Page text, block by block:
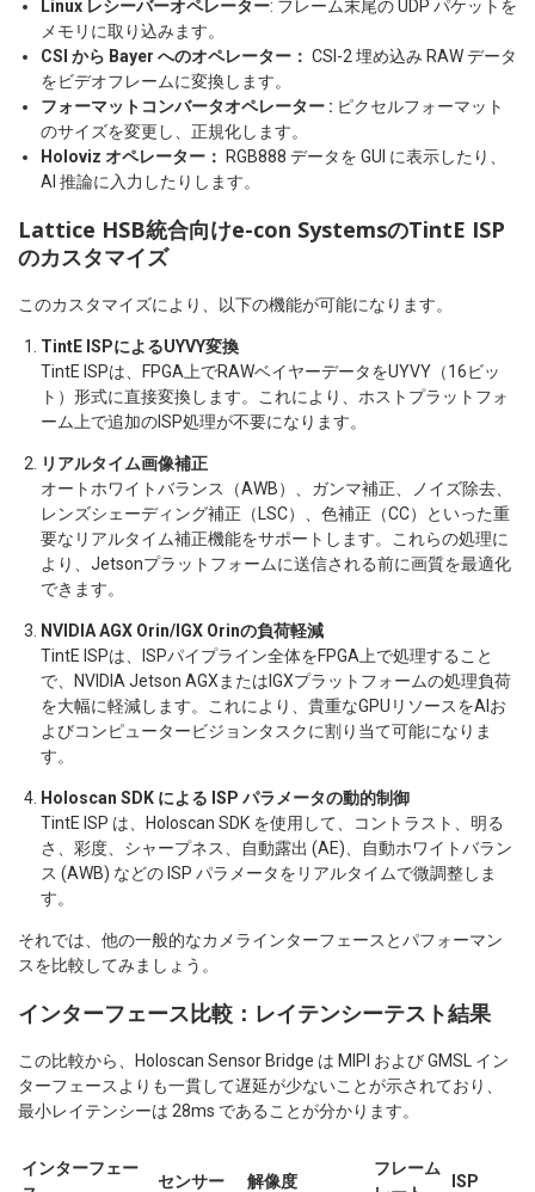
Linux レシーバーオペレーター: フレーム末尾の UDP パケットを
メモリに取り込みます。
CSI から Bayer へのオペレーター： CSI-2 埋め込み RAW データ
をビデオフレームに変換します。
フォーマットコンバータオペレーター : ピクセルフォーマット
のサイズを変更し、正規化します。
Holoviz オペレーター：
RGB888 データを GUI に表示したり、
AI 推論に入力したりします。
Lattice HSB統合向けe-con SystemsのTintE ISP
のカスタマイズ
このカスタマイズにより、以下の機能が可能になります。
TintE ISPによるUYVY変換
TintE ISPは、FPGA上でRAWベイヤーデータをUYVY（16ビッ
ト）形式に直接変換します。これにより、ホストプラットフォ
ーム上で追加のISP処理が不要になります。
リアルタイム画像補正
オートホワイトバランス（AWB）、ガンマ補正、ノイズ除去、
レンズシェーディング補正（LSC）、色補正（CC）といった重
要なリアルタイム補正機能をサポートします。これらの処理に
より、Jetsonプラットフォームに送信される前に画質を最適化
できます。
NVIDIA AGX Orin/IGX Orinの負荷軽減
TintE ISPは、ISPパイプライン全体をFPGA上で処理すること
で、NVIDIA Jetson AGXまたはIGXプラットフォームの処理負荷
を大幅に軽減します。これにより、貴重なGPUリソースをAIお
よびコンピュータービジョンタスクに割り当て可能になりま
す。
Holoscan SDK による ISP パラメータの動的制御
TintE ISP は、Holoscan SDK を使用して、コントラスト、明る
さ、彩度、シャープネス、自動露出 (AE)、自動ホワイトバラン
ス (AWB) などの ISP パラメータをリアルタイムで微調整しま
す。
それでは、他の一般的なカメラインターフェースとパフォーマン
スを比較してみましょう。
インターフェース比較：レイテンシーテスト結果
この比較から、Holoscan Sensor Bridge は MIPI および GMSL イン
ターフェースよりも一貫して遅延が少ないことが示されており、
最小レイテンシーは 28ms であることが分かります。
インターフェー
センサー 解像度
フレーム
ISP